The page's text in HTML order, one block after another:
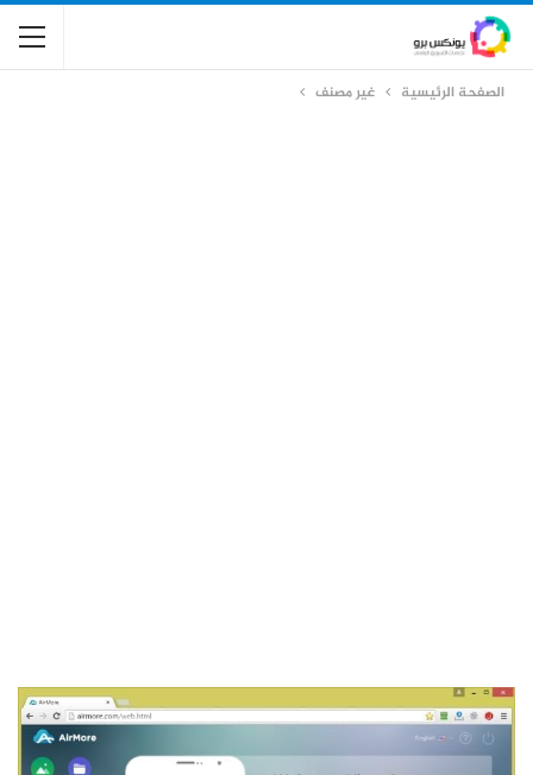
الصفحة الرئيسية غير مصنف